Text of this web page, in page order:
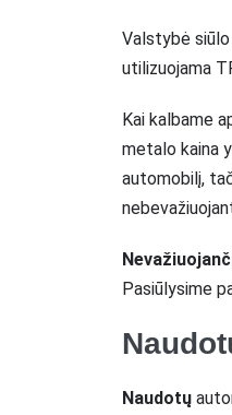
Valstybė
utilizuojama
Kai kalbame
metalo kaina
automobilį,
Pasiūlysime
Naudotų